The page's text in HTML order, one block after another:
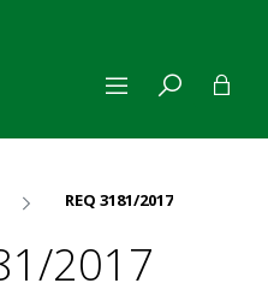
REQ 3181/2017
2017